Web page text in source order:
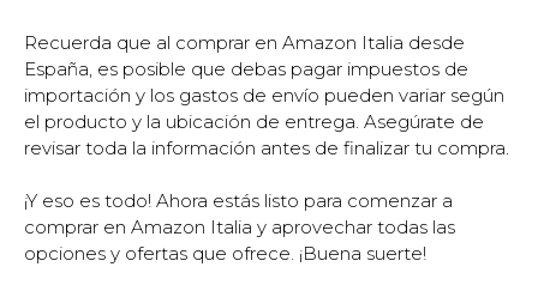
Recuerda que al comprar en Amazon Italia desde
España, es posible que debas pagar impuestos de
importación y los gastos de envío pueden variar según
el producto y la ubicación de entrega. Asegúrate de
revisar toda la información antes de finalizar tu compra.
¡Y eso es todo! Ahora estás listo para comenzar a
comprar en Amazon Italia y aprovechar todas las
opciones y ofertas que ofrece. ¡Buena suerte!